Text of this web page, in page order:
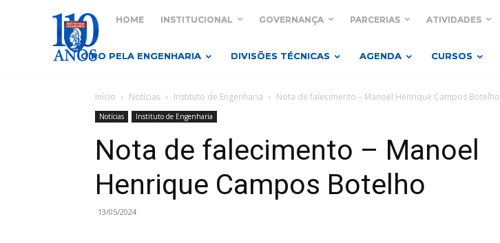
HOME INSTITUCIONAL GOVERNANÇA PARCERIAS ATIVIDADES
GIRO PELA ENGENHARIA DIVISÕES TÉCNICAS AGENDA CURSOS
Início Notícias Instituto de Engenharia Nota de falecimento – Manoel Henrique Campos Botelho
Notícias Instituto de Engenharia
Nota de falecimento – Manoel
Henrique Campos Botelho
13/05/2024